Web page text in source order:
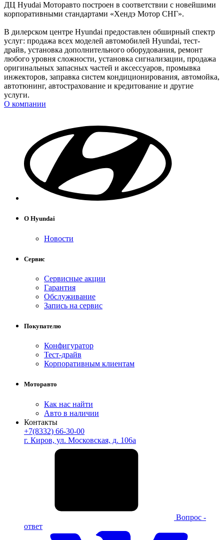
ДЦ Hyudai Моторавто построен в соответствии с новейшими
корпоративными стандартами «Хендэ Мотор СНГ».
В дилерском центре Hyundai предоставлен обширный спектр
услуг: продажа всех моделей автомобилей Hyundai, тест-
драйв, установка дополнительного оборудования, ремонт
любого уровня сложности, установка сигнализации, продажа
оригинальных запасных частей и аксессуаров, промывка
инжекторов, заправка систем кондиционирования, автомойка,
автотюнинг, автострахование и кредитование и другие
услуги.
О компании
О Hyundai
Новости
Сервис
Сервисные акции
Гарантия
Обслуживание
Запись на сервис
Покупателю
Конфигуратор
Тест-драйв
Корпоративным клиентам
Моторавто
Как нас найти
Авто в наличии
Контакты
+7(8332) 66-30-00
г. Киров, ул. Московская, д. 106а
Вопрос -
ответ